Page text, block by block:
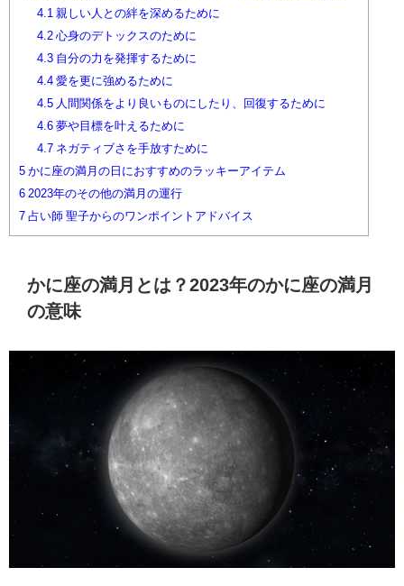
4.1 親しい人との絆を深めるために
4.2心身のデトックスのために
4.3自分の力を発揮するために
4.4愛を更に強めるために
4.5人間関係をより良いものにしたり、回復するために
4.6夢や目標を叶えるために
4.7ネガティブさを手放すために
5 かに座の満月の日におすすめのラッキーアイテム
6 2023年のその他の満月の運行
7 占い師 聖子からのワンポイントアドバイス
かに座の満月とは？2023年のかに座の満月
の意味